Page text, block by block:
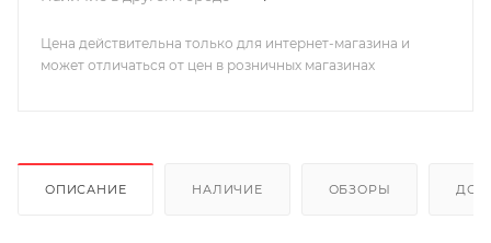
Цена действительна только для интернет-магазина и
может отличаться от цен в розничных магазинах
ОПИСАНИЕ НАЛИЧИЕ ОБЗОРЫ